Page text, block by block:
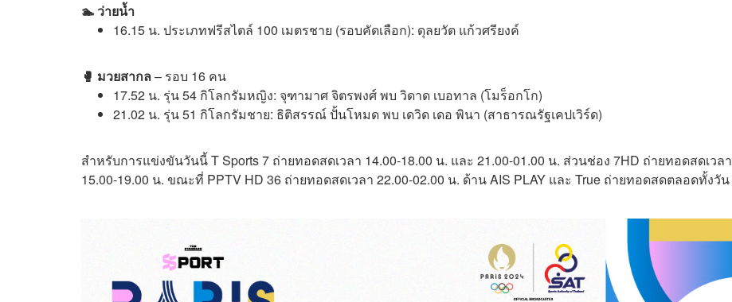
🏊 ว่ายน้ำ
16.15 น. ประเภทฟรีสไตล์ 100 เมตรชาย (รอบคัดเลือก): ดุลยวัต แก้วศรียงค์
🥊 มวยสากล– รอบ 16 คน
17.52 น. รุ่น 54 กิโลกรัมหญิง: จุฑามาศ จิตรพงศ์ พบ วิดาด เบอทาล (โมร็อกโก)
21.02 น. รุ่น 51 กิโลกรัมชาย: ธิติสรรณ์ ปั้นโหมด พบ เดวิด เดอ พินา (สาธารณรัฐเคปเวิร์ด)
สำหรับการแข่งขันวันนี้ T Sports 7 ถ่ายทอดสดเวลา 14.00-18.00 น. และ 21.00-01.00 น. ส่วนช่อง 7HD ถ่ายทอดสดเวลา
15.00-19.00 น. ขณะที่ PPTV HD 36 ถ่ายทอดสดเวลา 22.00-02.00 น. ด้าน AIS PLAY และ True ถ่ายทอดสดตลอดทั้งวัน